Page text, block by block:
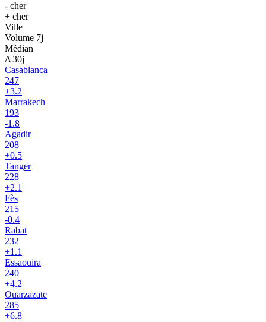
- cher
+ cher
Ville
Volume 7j
Médian
Δ 30j
Casablanca
247
+3.2
Marrakech
193
-1.8
Agadir
208
+0.5
Tanger
228
+2.1
Fès
215
-0.4
Rabat
232
+1.1
Essaouira
240
+4.2
Ouarzazate
285
+6.8